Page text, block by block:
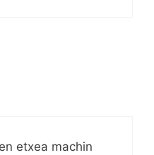
etxea machin